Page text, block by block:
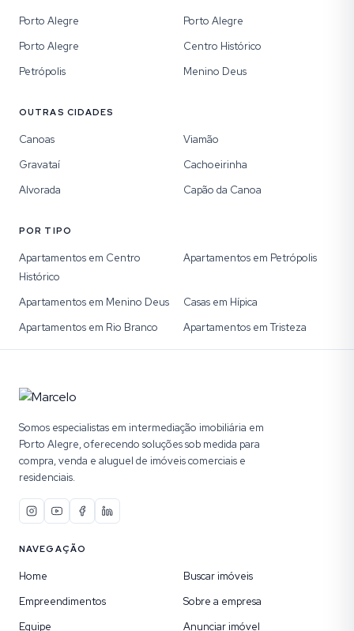
Porto Alegre
Porto Alegre
Porto Alegre
Centro Histórico
Petrópolis
Menino Deus
OUTRAS CIDADES
Canoas
Viamão
Gravataí
Cachoeirinha
Alvorada
Capão da Canoa
POR TIPO
Apartamentos em Centro
Histórico
Apartamentos em Petrópolis
Apartamentos em Menino Deus
Casas em Hípica
Apartamentos em Rio Branco
Apartamentos em Tristeza
Somos especialistas em intermediação imobiliária em
Porto Alegre, oferecendo soluções sob medida para
compra, venda e aluguel de imóveis comerciais e
residenciais.
NAVEGAÇÃO
Home
Buscar imóveis
Empreendimentos
Sobre a empresa
Equipe
Anunciar imóvel